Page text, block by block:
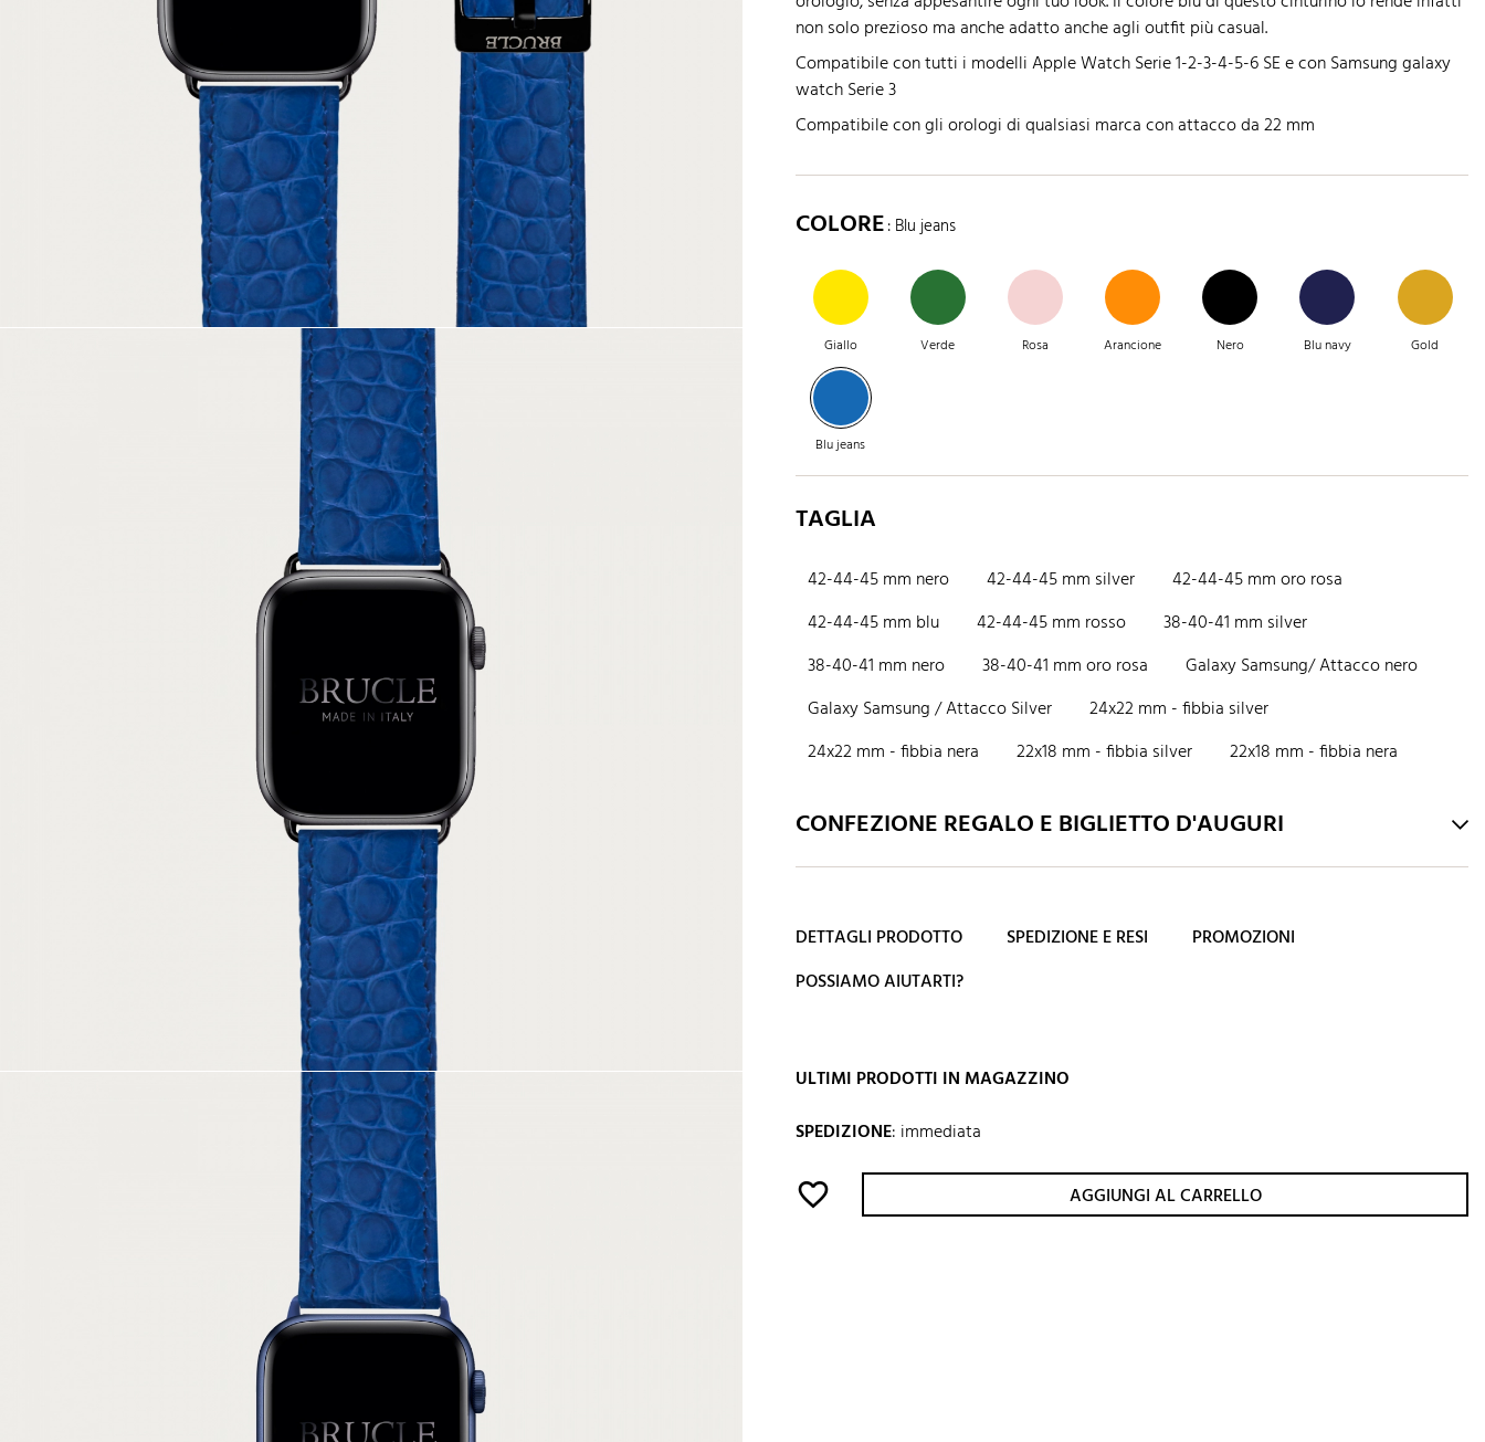
non solo prezioso ma anche adatto anche agli outfit più casual.
Compatibile con tutti i modelli Apple Watch Serie 1-2-3-4-5-6 SE e con Samsung galaxy
watch Serie 3
Compatibile con gli orologi di qualsiasi marca con attacco da 22 mm
COLORE: Blu jeans
Giallo Verde Rosa Arancione Nero Blu navy Gold
Blu jeans
TAGLIA
42-44-45 mm nero 42-44-45 mm silver
42-44-45 mm oro rosa
42-44-45 mm blu
42-44-45 mm rosso
38-40-41 mm silver
38-40-41 mm nero
38-40-41 mm oro rosa
Galaxy Samsung/ Attacco nero
Galaxy Samsung / Attacco Silver
24x22 mm - fibbia silver
24x22 mm - fibbia nera
22x18 mm - fibbia silver 22x18 mm - fibbia nera
CONFEZIONE REGALO E BIGLIETTO D'AUGURI
DETTAGLI PRODOTTO SPEDIZIONE E RESI
PROMOZIONI
POSSIAMO AIUTARTI?
ULTIMI PRODOTTI IN MAGAZZINO
SPEDIZIONE: immediata
favorite_border AGGIUNGI AL CARRELLO